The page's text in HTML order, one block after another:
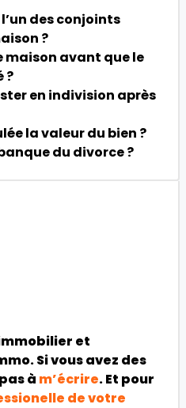
des conjoints
?
maison avant que le
?
en indivision après
la valeur du bien ?
du divorce ?
et
Si vous avez des
à m’écrire. Et pour
de votre